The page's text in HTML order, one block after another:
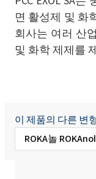
면 활성제 및 화
회사는 여러 산
및 화학 제제를
이 제품의 다른 변
ROKA놀 ROKAnol